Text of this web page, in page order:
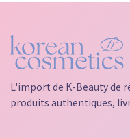
L'import de K-Beauty de
produits authentiques,